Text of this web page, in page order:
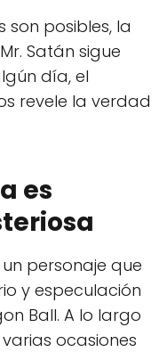
posibles, la
Satán sigue
día, el
revele la verdad
es
personaje que
y especulación
Ball. A lo largo
ocasiones